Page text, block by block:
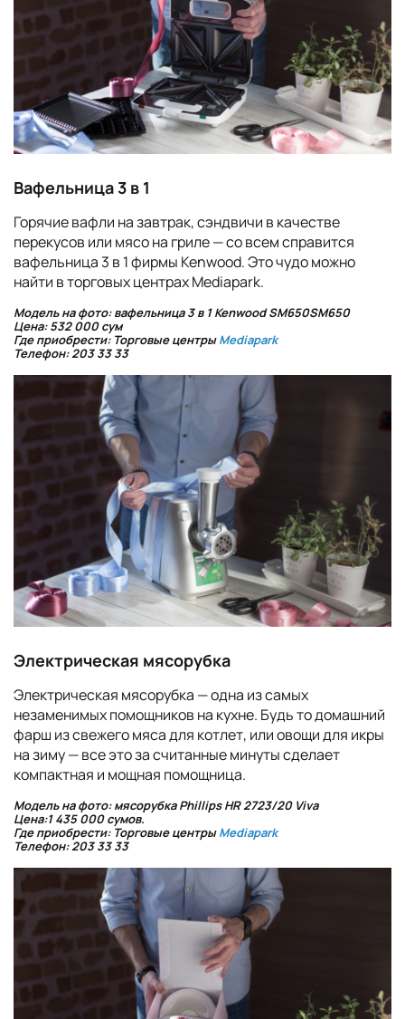
Вафельница 3 в 1
Горячие вафли на завтрак, сэндвичи в качестве
перекусов или мясо на гриле — со всем справится
вафельница 3 в 1 фирмы Kenwood. Это чудо можно
найти в торговых центрах Mediapark.
Модель на фото: вафельница 3 в 1 Kenwood SM650SM650
Цена: 532 000 сум
Где приобрести: Торговые центрыMediapark
Телефон: 203 33 33
Электрическая мясорубка
Электрическая мясорубка — одна из самых
незаменимых помощников на кухне. Будь то домашний
фарш из свежего мяса для котлет, или овощи для икры
на зиму — все это за считанные минуты сделает
компактная и мощная помощница.
Модель на фото: мясорубка Phillips HR 2723/20 Viva
Цена:1 435 000 сумов.
Где приобрести: Торговые центрыMediapark
Телефон: 203 33 33